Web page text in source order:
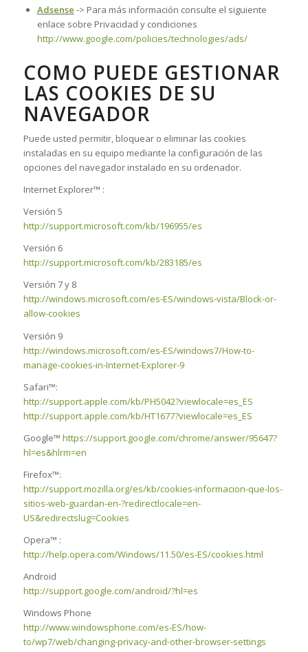
Adsense -> Para más información consulte el siguiente
enlace sobre Privacidad y condiciones
http://www.google.com/policies/technologies/ads/
COMO PUEDE GESTIONAR
LAS COOKIES DE SU
NAVEGADOR
Puede usted permitir, bloquear o eliminar las cookies
instaladas en su equipo mediante la configuración de las
opciones del navegador instalado en su ordenador.
Internet Explorer™ :
Versión 5
http://support.microsoft.com/kb/196955/es
Versión 6
http://support.microsoft.com/kb/283185/es
Versión 7 y 8
http://windows.microsoft.com/es-ES/windows-vista/Block-or-
allow-cookies
Versión 9
http://windows.microsoft.com/es-ES/windows7/How-to-
manage-cookies-in-Internet-Explorer-9
Safari™:
http://support.apple.com/kb/PH5042?viewlocale=es_ES
http://support.apple.com/kb/HT1677?viewlocale=es_ES
Google™ https://support.google.com/chrome/answer/95647?
hl=es&hlrm=en
Firefox™:
http://support.mozilla.org/es/kb/cookies-informacion-que-los-
sitios-web-guardan-en-?redirectlocale=en-
US&redirectslug=Cookies
Opera™ :
http://help.opera.com/Windows/11.50/es-ES/cookies.html
Android
http://support.google.com/android/?hl=es
Windows Phone
http://www.windowsphone.com/es-ES/how-
to/wp7/web/changing-privacy-and-other-browser-settings